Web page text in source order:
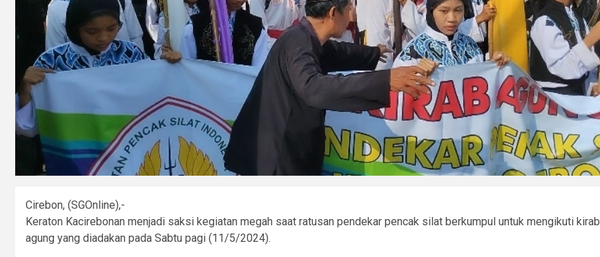
Cirebon, (SGOnline),-
Keraton Kacirebonan menjadi saksi kegiatan megah saat ratusan pendekar pencak silat berkumpul untuk mengikuti kirab
agung yang diadakan pada Sabtu pagi (11/5/2024).